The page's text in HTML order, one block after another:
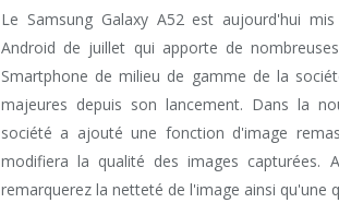
Le Samsung Galaxy A52 est aujourd'hui
Android de juillet qui apporte de
Smartphone de milieu de gamme de la
majeures depuis son lancement. Dans la
société a ajouté une fonction d'image
modifiera la qualité des images capturées.
remarquerez la netteté de l'image ainsi qu'une